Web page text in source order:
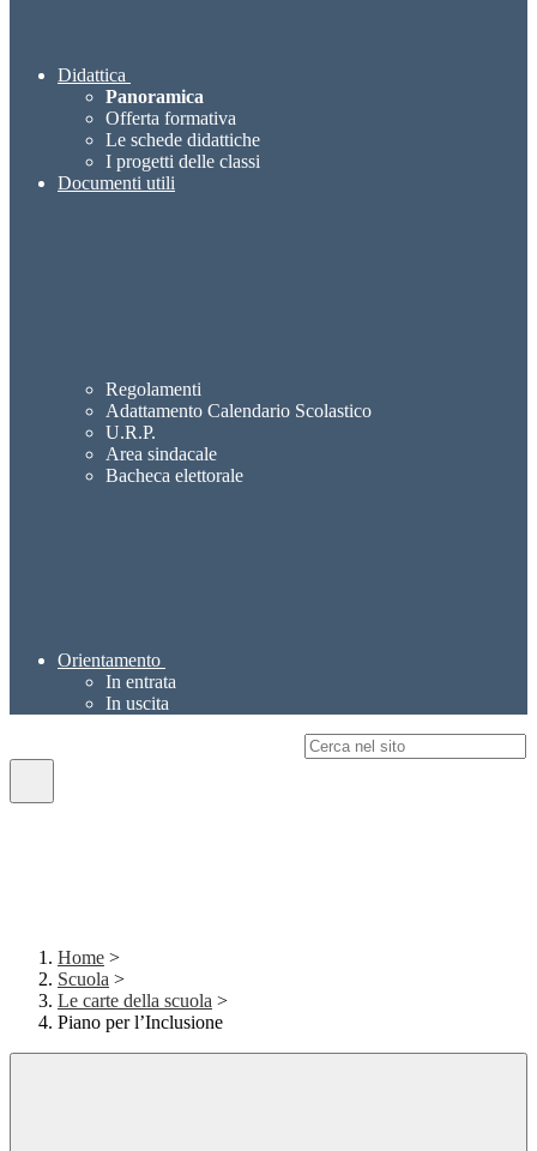
Didattica
Panoramica
Offerta formativa
Le schede didattiche
I progetti delle classi
Documenti utili
Regolamenti
Adattamento Calendario Scolastico
U.R.P.
Area sindacale
Bacheca elettorale
Orientamento
In entrata
In uscita
Home >
Scuola >
Le carte della scuola >
Piano per l’Inclusione